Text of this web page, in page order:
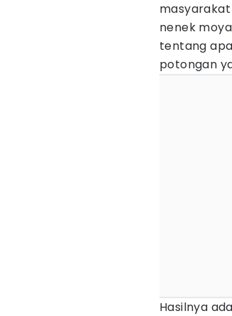
nenek
tentang
potongan
Hasilnya